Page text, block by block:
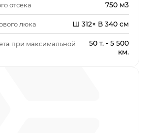
отсека 750 м3
люка Ш 312× В 340 см
при максимальной
50 т. - 5 500
км.